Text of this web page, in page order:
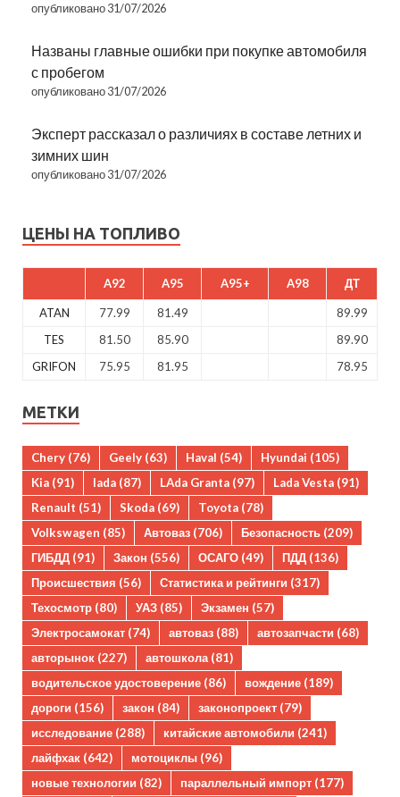
опубликовано 31/07/2026
Названы главные ошибки при покупке автомобиля
с пробегом
опубликовано 31/07/2026
Эксперт рассказал о различиях в составе летних и
зимних шин
опубликовано 31/07/2026
ЦЕНЫ НА ТОПЛИВО
A92 A95 A95+ A98 ДТ
ATAN 77.99 81.49
89.99
TES
81.50 85.90
89.90
GRIFON
75.95 81.95 78.95
МЕТКИ
Chery (76) Geely (63) Haval (54) Hyundai (105)
Kia (91) lada (87) LAda Granta (97) Lada Vesta (91)
Renault (51) Skoda (69) Toyota (78)
Volkswagen (85) Автоваз (706) Безопасность (209)
ГИБДД (91) Закон (556) ОСАГО (49) ПДД (136)
Происшествия (56) Статистика и рейтинги (317)
Техосмотр (80) УАЗ (85) Экзамен (57)
Электросамокат (74) автоваз (88) автозапчасти (68)
авторынок (227) автошкола(81)
водительское удостоверение (86) вождение (189)
дороги (156) закон (84) законопроект (79)
исследование (288) китайские автомобили (241)
лайфхак (642) мотоциклы (96)
новые технологии (82) параллельный импорт (177)